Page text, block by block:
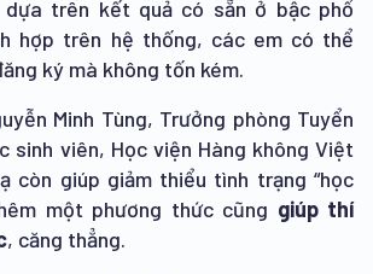
dựa trên kết quả có sẵn ở bậc phổ
hợp trên hệ thống, các em có thể
ký mà không tốn kém.
Minh Tùng, Trưởng phòng Tuyển
sinh viên, Học viện Hàng không Việt
còn giúp giảm thiểu tình trạng “học
một phương thức cũng giúp thí
, căng thẳng.